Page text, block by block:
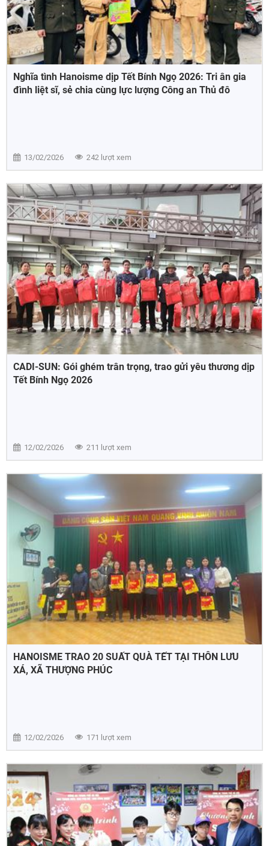
Nghĩa tình Hanoisme dịp Tết Bính Ngọ 2026: Tri ân gia
đình liệt sĩ, sẻ chia cùng lực lượng Công an Thủ đô
13/02/2026 242 lượt xem
CADI-SUN: Gói ghém trân trọng, trao gửi yêu thương dịp
Tết Bính Ngọ 2026
12/02/2026 211 lượt xem
HANOISME TRAO 20 SUẤT QUÀ TẾT TẠI THÔN LƯU
XÁ, XÃ THƯỢNG PHÚC
12/02/2026 171 lượt xem